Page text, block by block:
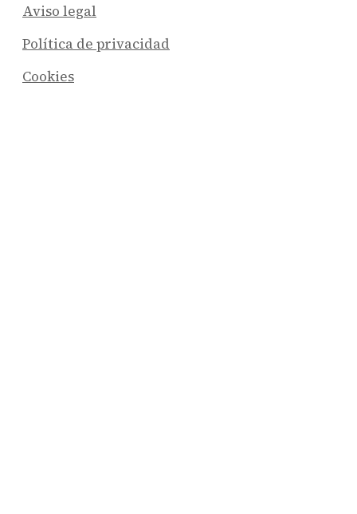
Aviso legal
Política de privacidad
Cookies